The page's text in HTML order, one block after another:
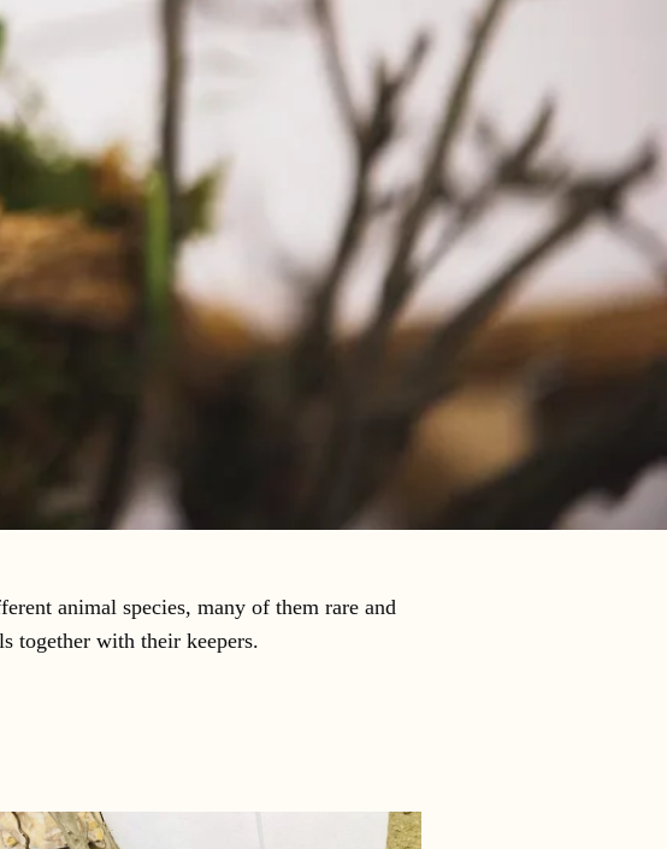
animal species, many of them rare and
together with their keepers.